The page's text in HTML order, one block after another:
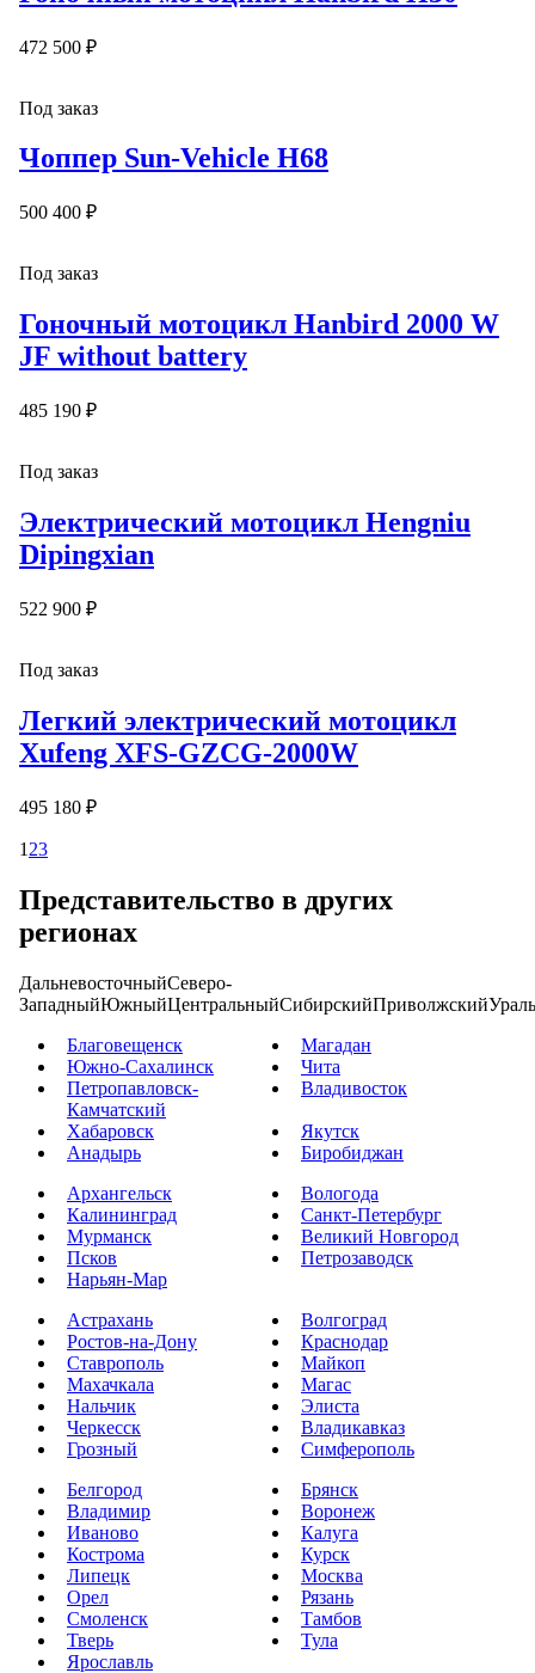
472 500 ₽
Под заказ
Чоппер Sun-Vehicle H68
500 400 ₽
Под заказ
Гоночный мотоцикл Hanbird 2000 W
JF without battery
485 190 ₽
Под заказ
Электрический мотоцикл Hengniu
Dipingxian
522 900 ₽
Под заказ
Легкий электрический мотоцикл
Xufeng XFS-GZCG-2000W
495 180 ₽
1 23
Представительство в других
регионах
ДальневосточныйСеверо-
ЗападныйЮжныйЦентральныйСибирскийПриволжский
Благовещенск
Магадан
Южно-Сахалинск
Чита
Петропавловск-
Камчатский
Владивосток
Хабаровск
Якутск
Анадырь
Биробиджан
Архангельск
Вологода
Калининград
Санкт-Петербург
Мурманск
Великий Новгород
Псков
Петрозаводск
Нарьян-Мар
Астрахань
Волгоград
Ростов-на-Дону
Краснодар
Ставрополь
Майкоп
Махачкала
Магас
Нальчик
Элиста
Черкесск
Владикавказ
Грозный
Симферополь
Белгород
Брянск
Владимир
Воронеж
Иваново
Калуга
Кострома
Курск
Липецк
Москва
Орел
Рязань
Смоленск
Тамбов
Тверь
Тула
Ярославль